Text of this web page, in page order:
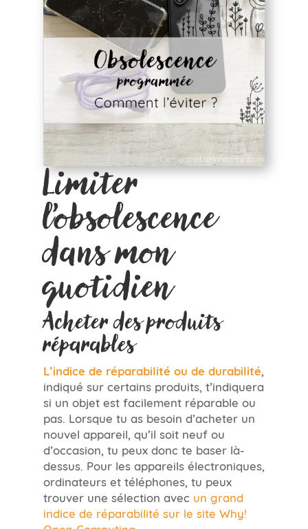
Limiter
l’obsolescence
dans mon
quotidien
Acheter des produits
réparables
L’indice de réparabilité ou de durabilité,
indiqué sur certains produits, t’indiquera
si un objet est facilement réparable ou
pas. Lorsque tu as besoin d’acheter un
nouvel appareil, qu’il soit neuf ou
d’occasion, tu peux donc te baser là-
dessus. Pour les appareils électroniques,
ordinateurs et téléphones, tu peux
trouver une sélection avec un grand
indice de réparabilité sur le site Why!